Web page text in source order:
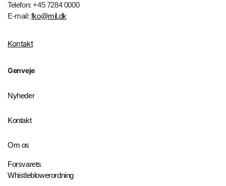
Telefon: +45 7284 0000
E-mail: fko@mil.dk
Kontakt
Genveje
Nyheder
Kontakt
Om os
Forsvarets
Whistleblowerordning